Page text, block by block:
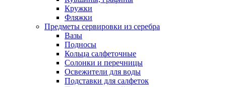
Кружки
Фляжки
Предметы сервировки из серебра
Вазы
Подносы
Кольца салфеточные
Солонки и перечницы
Освежители для воды
Подставки для салфеток